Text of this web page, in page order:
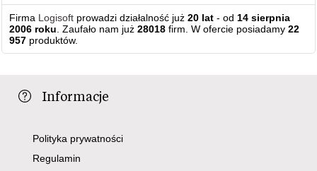
Firma Logisoft prowadzi działalność już20 lat - od 14 sierpnia
2006 roku . Zaufało nam już28018 firm. W ofercie posiadamy22
957 produktów.
Informacje
Polityka prywatności
Regulamin